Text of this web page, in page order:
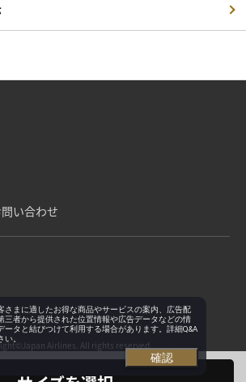
い合わせ
Airlines. All rights reserved.
さまに適したお得な商品やサービスの案内、広告配
三者から提供された位置情報や広告データなどの情
ータと結びつけて利用する場合があります。詳細Q&A
い。
確認